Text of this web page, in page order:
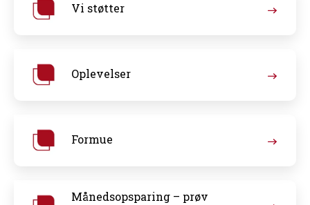
Vi støtter
Oplevelser
Formue
Månedsopsparing – prøv